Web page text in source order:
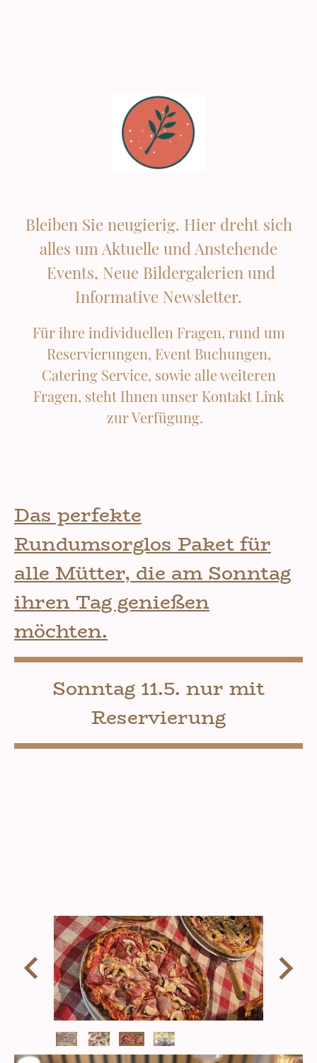
Bleiben Sie neugierig. Hier dreht sich
alles um Aktuelle und Anstehende
Events, Neue Bildergalerien und
Informative Newsletter.
Für ihre individuellen Fragen, rund um
Reservierungen, Event Buchungen,
Catering Service, sowie alle weiteren
Fragen, steht Ihnen unser Kontakt Link
zur Verfügung.
Das perfekte
Rundumsorglos Paket für
alle Mütter, die am Sonntag
ihren Tag genießen
möchten.
Sonntag 11.5. nur mit
Reservierung